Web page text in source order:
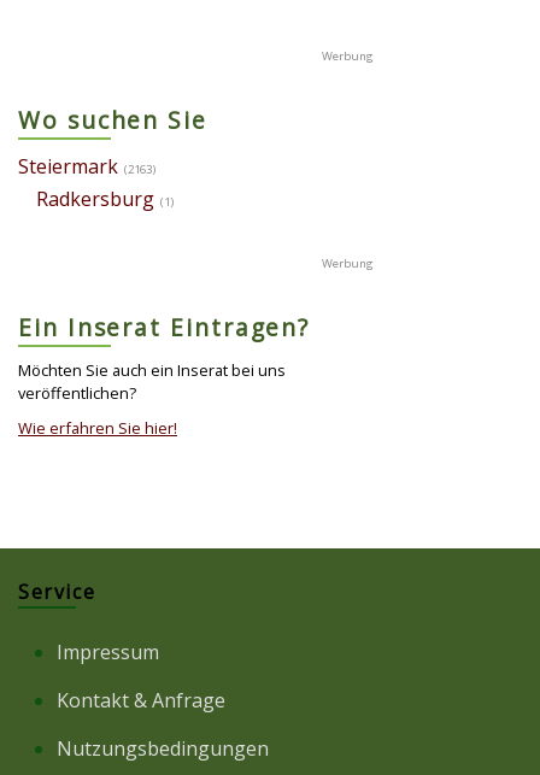
Wo suchen Sie
Steiermark (2163)
Radkersburg (1)
Ein Inserat Eintragen?
Möchten Sie auch ein Inserat bei uns
veröffentlichen?
Wie erfahren Sie hier!
Service
Impressum
Kontakt & Anfrage
Nutzungsbedingungen